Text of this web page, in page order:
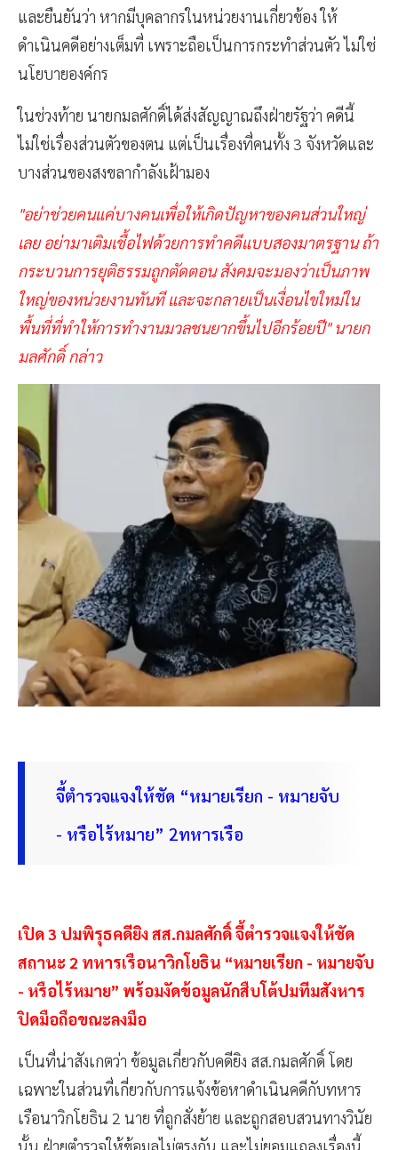
และยืนยันว่า หากมีบุคลากรในหน่วยงานเกี่ยวข้อง ให้
ดำเนินคดีอย่างเต็มที่ เพราะถือเป็นการกระทำส่วนตัว ไม่ใช่
นโยบายองค์กร
ในช่วงท้าย นายกมลศักดิ์ได้ส่งสัญญาณถึงฝ่ายรัฐว่า คดีนี้
ไม่ใช่เรื่องส่วนตัวของตน แต่เป็นเรื่องที่คนทั้ง 3 จังหวัดและ
บางส่วนของสงขลากำลังเฝ้ามอง
"อย่าช่วยคนแค่บางคนเพื่อให้เกิดปัญหาของคนส่วนใหญ่
เลย อย่ามาเติมเชื้อไฟด้วยการทำคดีแบบสองมาตรฐาน ถ้า
กระบวนการยุติธรรมถูกตัดตอน สังคมจะมองว่าเป็นภาพ
ใหญ่ของหน่วยงานทันที และจะกลายเป็นเงื่อนไขใหม่ใน
พื้นที่ที่ทำให้การทำงานมวลชนยากขึ้นไปอีกร้อยปี" นายก
มลศักดิ์ กล่าว
จี้ตำรวจแจงให้ชัด “หมายเรียก - หมายจับ
- หรือไร้หมาย” 2ทหารเรือ
เปิด 3 ปมพิรุธคดียิง สส.กมลศักดิ์ จี้ตำรวจแจงให้ชัด
สถานะ 2 ทหารเรือนาวิกโยธิน “หมายเรียก - หมายจับ
- หรือไร้หมาย” พร้อมงัดข้อมูลนักสืบโต้ปมทีมสังหาร
ปิดมือถือขณะลงมือ
เป็นที่น่าสังเกตว่า ข้อมูลเกี่ยวกับคดียิง สส.กมลศักดิ์ โดย
เฉพาะในส่วนที่เกี่ยวกับการแจ้งข้อหาดำเนินคดีกับทหาร
เรือนาวิกโยธิน 2 นาย ที่ถูกสั่งย้าย และถูกสอบสวนทางวินัย